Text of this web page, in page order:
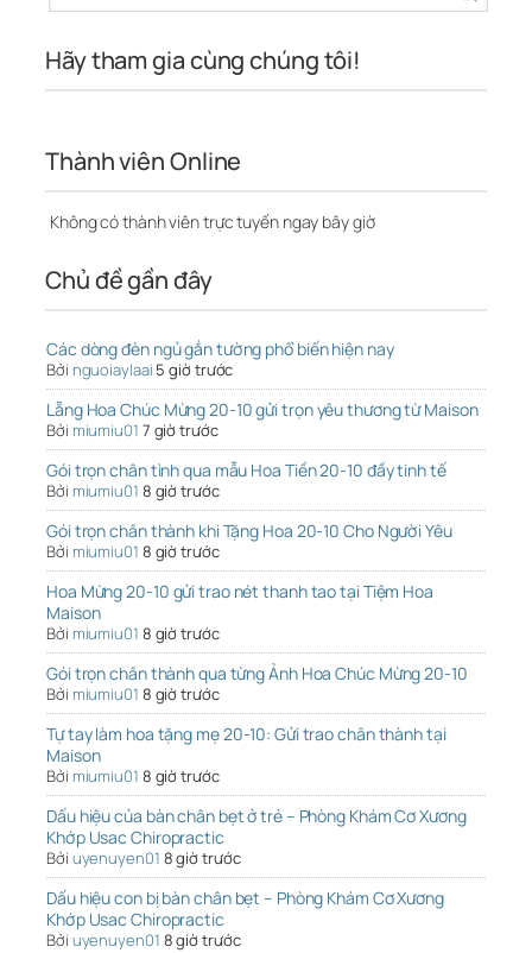
Hãy tham gia cùng chúng tôi!
Thành viên Online
Không có thành viên trực tuyến ngay bây giờ
Chủ đề gần đây
Các dòng đèn ngủ gắn tường phổ biến hiện nay
Bởi nguoiaylaai 5 giờ trước
Lẵng Hoa Chúc Mừng 20-10 gửi trọn yêu thương từ Maison
Bởi miumiu01 7 giờ trước
Gói trọn chân tình qua mẫu Hoa Tiền 20-10 đầy tinh tế
Bởi miumiu01 8 giờ trước
Gói trọn chân thành khi Tặng Hoa 20-10 Cho Người Yêu
Bởi miumiu01 8 giờ trước
Hoa Mừng 20-10 gửi trao nét thanh tao tại Tiệm Hoa
Maison
Bởi miumiu01 8 giờ trước
Gói trọn chân thành qua từng Ảnh Hoa Chúc Mừng 20-10
Bởi miumiu01 8 giờ trước
Tự tay làm hoa tặng mẹ 20-10: Gửi trao chân thành tại
Maison
Bởi miumiu01 8 giờ trước
Dấu hiệu của bàn chân bẹt ở trẻ – Phòng Khám Cơ Xương
Khớp Usac Chiropractic
Bởi uyenuyen01 8 giờ trước
Dấu hiệu con bị bàn chân bẹt – Phòng Khám Cơ Xương
Khớp Usac Chiropractic
Bởi uyenuyen01 8 giờ trước